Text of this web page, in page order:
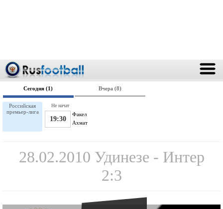
Сегодня (1) Вчера (8)
Российская
премьер-лига
Факел
19:30 Ахмат
Не начат
28.02.2010 Удинезе - Интер
2:3